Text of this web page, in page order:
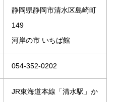
静岡県静岡市清水区島崎町
149
河岸の市 いちば館
054-352-0202
JR東海道本線「清水駅」か